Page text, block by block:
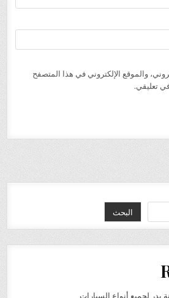
والموقع الإلكتروني في هذا المتصفح
تعليقي.
البحث
لجميع أنواع السيارات